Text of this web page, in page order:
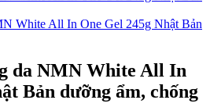
da NMN White All In
Bản dưỡng ẩm, chống